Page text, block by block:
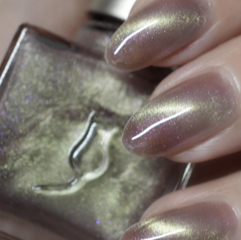
本
映像・音
文具
雑貨
家電
食品